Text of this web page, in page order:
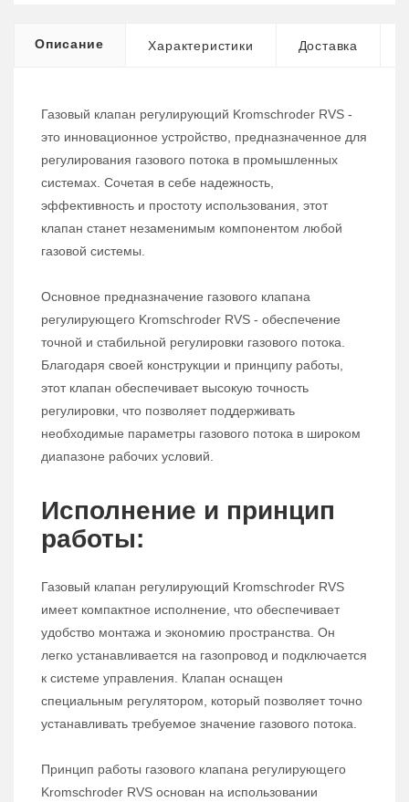
Описание Характеристики Доставка
Газовый клапан регулирующий Kromschroder RVS -
это инновационное устройство, предназначенное для
регулирования газового потока в промышленных
системах. Сочетая в себе надежность,
эффективность и простоту использования, этот
клапан станет незаменимым компонентом любой
газовой системы.
Основное предназначение газового клапана
регулирующего Kromschroder RVS - обеспечение
точной и стабильной регулировки газового потока.
Благодаря своей конструкции и принципу работы,
этот клапан обеспечивает высокую точность
регулировки, что позволяет поддерживать
необходимые параметры газового потока в широком
диапазоне рабочих условий.
Исполнение и принцип
работы:
Газовый клапан регулирующий Kromschroder RVS
имеет компактное исполнение, что обеспечивает
удобство монтажа и экономию пространства. Он
легко устанавливается на газопровод и подключается
к системе управления. Клапан оснащен
специальным регулятором, который позволяет точно
устанавливать требуемое значение газового потока.
Принцип работы газового клапана регулирующего
Kromschroder RVS основан на использовании